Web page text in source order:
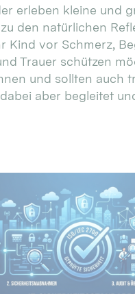
erleben kleine und
den natürlichen
Kind vor Schmerz,
Trauer schützen
und sollten auch
aber begleitet